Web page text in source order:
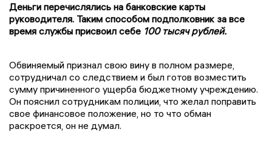
Деньги перечислялись на банковские карты
руководителя. Таким способом подполковник за все
время службы присвоил себе 100 тысяч рублей.
Обвиняемый признал свою вину в полном размере,
сотрудничал со следствием и был готов возместить
сумму причиненного ущерба бюджетному учреждению.
Он пояснил сотрудникам полиции, что желал поправить
свое финансовое положение, но то что обман
раскроется, он не думал.